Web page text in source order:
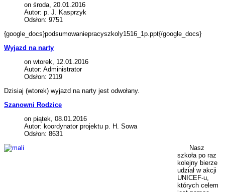
on środa, 20.01.2016
Autor: p. J. Kasprzyk
Odsłon: 9751
{google_docs}podsumowaniepracyszkoly1516_1p.ppt{/google_docs}
Wyjazd na narty
on wtorek, 12.01.2016
Autor: Administrator
Odsłon: 2119
Dzisiaj (wtorek) wyjazd na narty jest odwołany.
Szanowni Rodzice
on piątek, 08.01.2016
Autor: koordynator projektu p. H. Sowa
Odsłon: 8631
Nasz
szkoła po raz
kolejny bierze
udział w akcji
UNICEF-u,
których celem